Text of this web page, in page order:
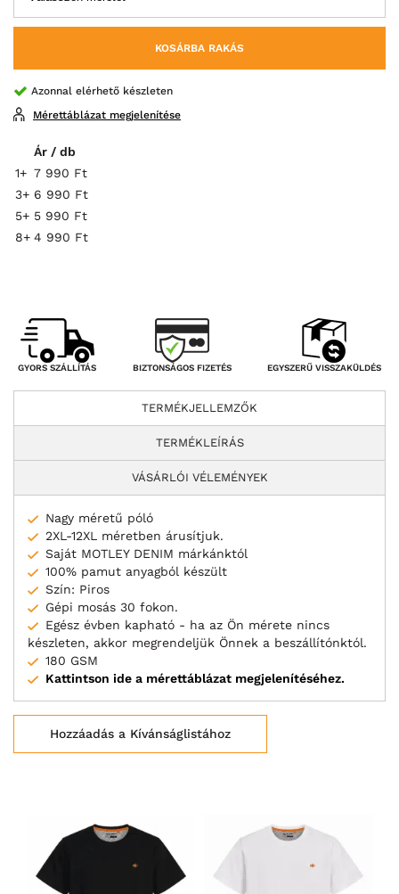
KOSÁRBA RAKÁS
Azonnal elérhető készleten
Mérettáblázat megjelenítése
Ár / db
1+ 7 990 Ft
3+ 6 990 Ft
5+ 5 990 Ft
8+ 4 990 Ft
GYORS SZÁLLÍTÁS BIZTONSÁGOS FIZETÉS EGYSZERŰ VISSZAKÜLDÉS
TERMÉKJELLEMZŐK
TERMÉKLEÍRÁS
VÁSÁRLÓI VÉLEMÉNYEK
Nagy méretű póló
2XL-12XL méretben árusítjuk.
Saját MOTLEY DENIM márkánktól
100% pamut anyagból készült
Szín: Piros
Gépi mosás 30 fokon.
Egész évben kapható - ha az Ön mérete nincs
készleten, akkor megrendeljük Önnek a beszállítónktól.
180 GSM
Kattintson ide a mérettáblázat megjelenítéséhez.
Hozzáadás a Kívánságlistához